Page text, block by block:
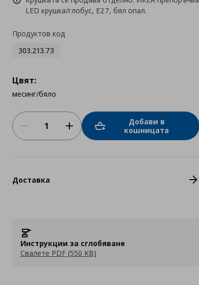
LED крушка/глобус, E27, бял опал.
Продуктов код
303.213.73
Цвят:
месинг/бяло
Добави в
кошницата
Доставка
Инструкции за сглобяване
Свалете PDF (550 KB)